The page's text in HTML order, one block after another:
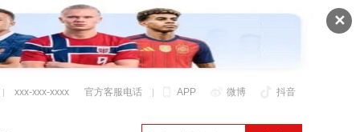
✕
APP 微博 抖音
xxx-xxx-xxxx 官方客服电话